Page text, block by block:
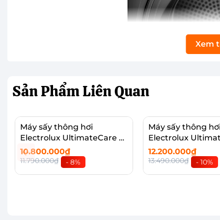
Thiết kế cao cấp, màn hình ColorTFT trực
Xem
Sản PhẩmLiên Quan
Máy sấy thông hơi
Electrolux UltimateCare 9
kg EDV904N3SC
10.800.000₫
11.790.000₫ - 8%
Máy sấy thông
Electrolux
kg EDS904N3SC
12.200.000₫
13.490.000₫ - 10%